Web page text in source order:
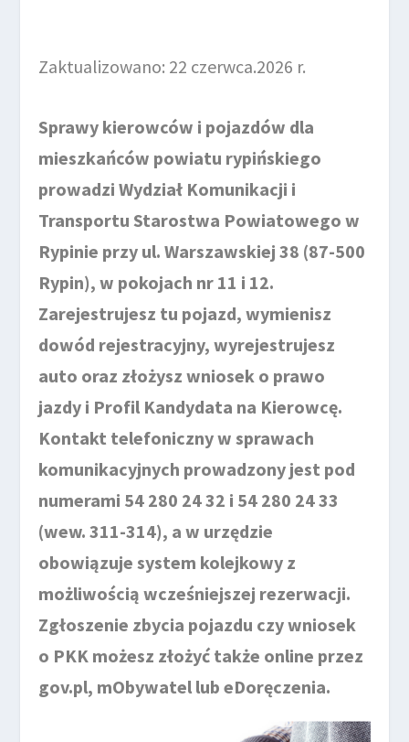
Zaktualizowano: 22 czerwca.2026 r.
Sprawy kierowców i pojazdów dla
mieszkańców powiatu rypińskiego
prowadzi Wydział Komunikacji i
Transportu Starostwa Powiatowego w
Rypinie przy ul. Warszawskiej 38 (87-500
Rypin), w pokojach nr 11 i 12.
Zarejestrujesz tu pojazd, wymienisz
dowód rejestracyjny, wyrejestrujesz
auto oraz złożysz wniosek o prawo
jazdy i Profil Kandydata na Kierowcę.
Kontakt telefoniczny w sprawach
komunikacyjnych prowadzony jest pod
numerami 54 280 24 32 i 54 280 24 33
(wew. 311-314), a w urzędzie
obowiązuje system kolejkowy z
możliwością wcześniejszej rezerwacji.
Zgłoszenie zbycia pojazdu czy wniosek
o PKK możesz złożyć także online przez
gov.pl, mObywatel lub eDoręczenia.